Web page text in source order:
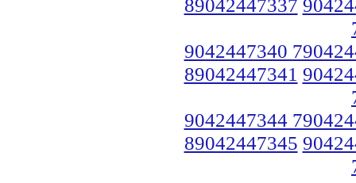
89042447337
9042447340
89042447341
9042447344
89042447345